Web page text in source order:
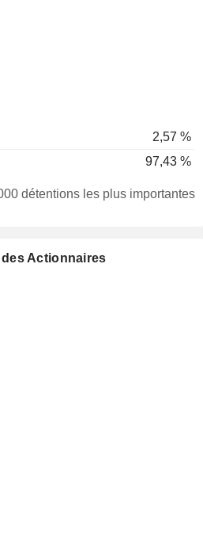
2,57 %
97,43 %
détentions les plus importantes
Actionnaires